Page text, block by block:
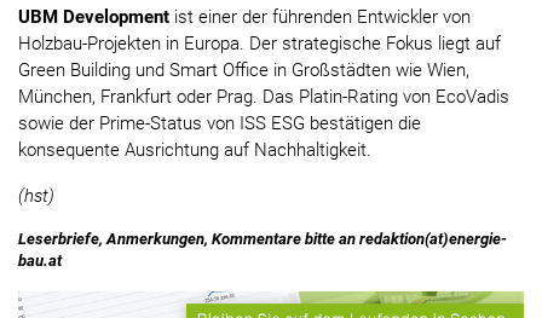
UBM Development ist einer der führenden Entwickler von
Holzbau-Projekten in Europa. Der strategische Fokus liegt auf
Green Building und Smart Office in Großstädten wie Wien,
München, Frankfurt oder Prag. Das Platin-Rating von EcoVadis
sowie der Prime-Status von ISS ESG bestätigen die
konsequente Ausrichtung auf Nachhaltigkeit.
(hst)
Leserbriefe, Anmerkungen, Kommentare bitte an redaktion(at)energie-
bau.at